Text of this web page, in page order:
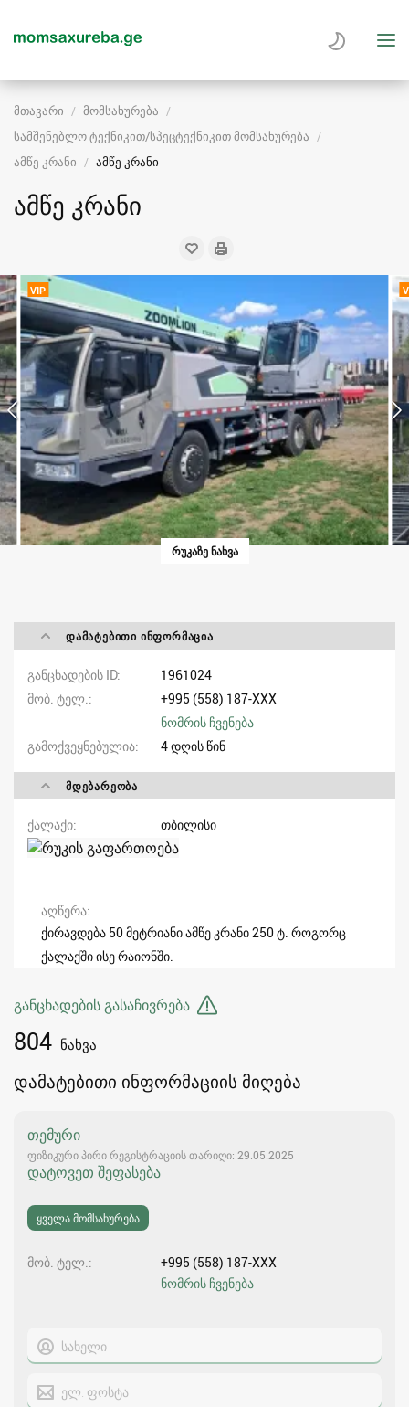
მთავარი
მომსახურება
სამშენებლო ტექნიკით/სპეცტექნიკით მომსახურება
ამწე კრანი
ამწე კრანი
ამწე კრანი
ᲠᲣᲙᲐᲖᲔ ᲜᲐᲮᲕᲐ
VIP
ᲓᲐᲛᲐᲢᲔᲑᲘᲗᲘ ᲘᲜᲤᲝᲠᲛᲐᲪᲘᲐ
განცხადების ID
1961024
მობ. ტელ.
+995 (558) 187-XXX
ნომრის ჩვენება
გამოქვეყნებულია
4 დღის წინ
ᲛᲓᲔᲑᲐᲠᲔᲝᲑᲐ
ქალაქი თბილისი
აღწერა
ქირავდება 50 მეტრიანი ამწე კრანი 250 ტ. როგორც
ქალაქში ისე რაიონში.
განცხადების გასაჩივრება
804 ნახვა
დამატებითი ინფორმაციის მიღება
თემური
ფიზიკური პირი რეგისტრაციის თარიღი: 29.05.2025
დატოვეთ შეფასება
ყველა მომსახურება
მობ. ტელ.
+995 (558) 187-XXX
ნომრის ჩვენება